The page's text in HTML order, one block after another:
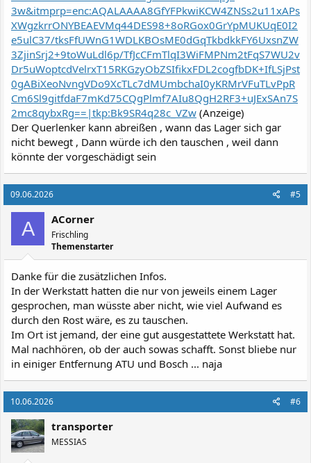
3w&itmprp=enc:AQALAAAA8GfYFPkwiKCW4ZNSs2u11xAPs
XWgzkrrONYBEAEVMq44DES98+8oRGox0GrYpMUKUqE0I2
e5ulC37/tksFfUWnG1WDLKBOsME0dGqTkbdkkFY6UxsnZW
3ZjinSrj2+9toWuLdl6p/TfJcCFmTlqI3WiFMPNm2tFqS7WU2v
Dr5uWoptcdVelrxT15RKGzyObZSIfikxFDL2cogfbDK+IfLSjPst
0gABiXeoNvngVDo9XcTLc7dMUmbchaI0yKRMrVFuTLvPpR
Cm6Sl9gitfdaF7mKd75CQgPlmf7AIu8QgH2RF3+uJExSAn7S
2mc8qybxRg==|tkp:Bk9SR4q28c_VZw (Anzeige)
Der Querlenker kann abreißen , wann das Lager sich gar
nicht bewegt , Dann würde ich den tauschen , weil dann
könnte der vorgeschädigt sein
09.06.2026 #5
A ACorner
Frischling
Themenstarter
Danke für die zusätzlichen Infos.
In der Werkstatt hatten die nur von jeweils einem Lager
gesprochen, man wüsste aber nicht, wie viel Aufwand es
durch den Rost wäre, es zu tauschen.
Im Ort ist jemand, der eine gut ausgestattete Werkstatt hat.
Mal nachhören, ob der auch sowas schafft. Sonst bliebe nur
in einiger Entfernung ATU und Bosch ... naja
10.06.2026 #6
transporter
MESSIAS